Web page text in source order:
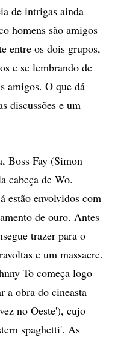
de intrigas ainda
homens são amigos
entre os dois grupos,
e se lembrando de
amigos. O que dá
discussões e um
Boss Fay (Simon
cabeça de Wo.
estão envolvidos com
de ouro. Antes
trazer para o
e um massacre.
To começa logo
a obra do cineasta
no Oeste'), cujo
spaghetti'. As